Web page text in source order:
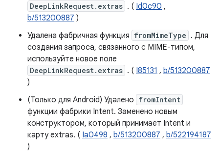
DeepLinkRequest.extras . ( Id0c90 ,
b/513200887 )
Удалена фабричная функция fromMimeType . Для
создания запроса, связанного с MIME-типом,
используйте новое поле
DeepLinkRequest.extras . ( I85131 , b/513200887
)
(Только для Android) Удалено fromIntent
функции фабрики Intent. Заменено новым
конструктором, который принимает Intent и
карту extras. ( Ia0498 , b/513200887 , b/522194187
)